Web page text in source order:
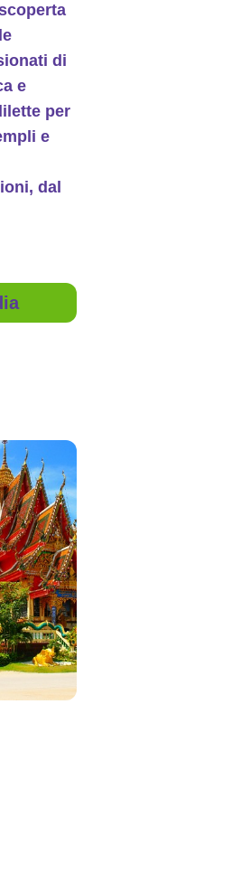
di
e
per
e
dal